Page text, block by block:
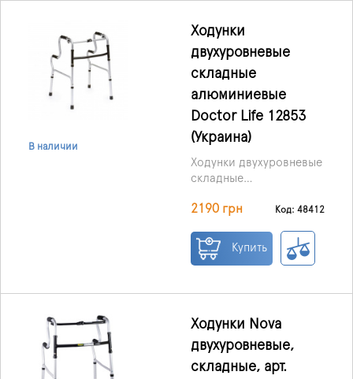
В наличии
Ходунки
двухуровневые
складные
алюминиевые
Doctor Life 12853
(Украина)
Ходунки двухуровневые
складные
12853) от
Life» (Украина)
идеально
послеоперационный
стойкость конструкции
позволяет полностью
2190 грн Код: 48412
Купить
Ходунки Nova
двухуровневые,
складные, арт.